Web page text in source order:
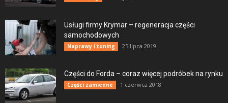
Usługi firmy Krymar – regeneracja części
samochodowych
Naprawy i tuning 25 lipca 2019
Części do Forda – coraz więcej podróbek na rynku
Części zamienne 1 czerwca 2018